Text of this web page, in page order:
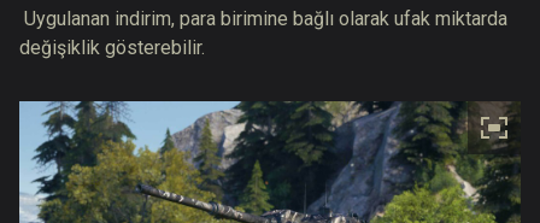
Uygulanan indirim, para birimine bağlı olarak ufak miktarda
değişiklik gösterebilir.